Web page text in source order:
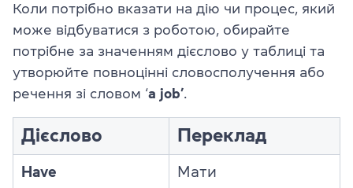
Коли потрібно вказати на дію чи процес, який
може відбуватися з роботою, обирайте
потрібне за значенням дієслово у таблиці та
утворюйте повноцінні словосполучення або
речення зі словом ‘a job’.
Дієслово Переклад
Have Мати